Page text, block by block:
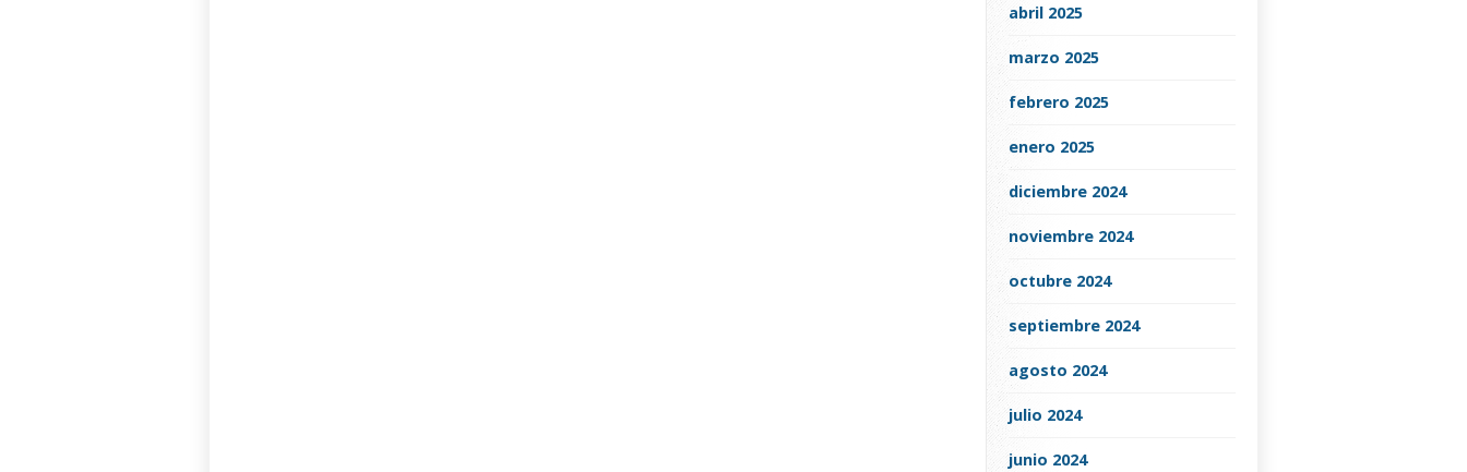
abril 2025
marzo 2025
febrero 2025
enero 2025
diciembre 2024
noviembre 2024
octubre 2024
septiembre 2024
agosto 2024
julio 2024
junio 2024